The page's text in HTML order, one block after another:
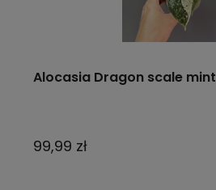
Alocasia Dragon scale mint
99,99 zł